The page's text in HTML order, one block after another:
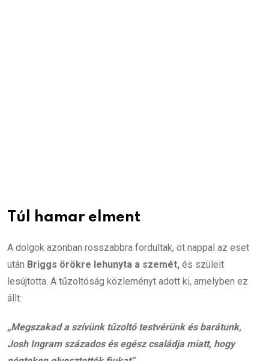
Túl hamar elment
A dolgok azonban rosszabbra fordultak, öt nappal az eset
után Briggs örökre lehunyta a szemét, és szüleit
lesújtotta. A tűzoltóság közleményt adott ki, amelyben ez
állt:
„Megszakad a szívünk tűzoltó testvérünk és barátunk,
Josh Ingram százados és egész családja miatt, hogy